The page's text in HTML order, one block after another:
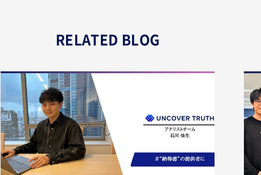
RELATED BLOG